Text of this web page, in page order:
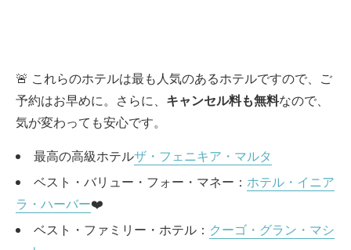
🚨 これらのホテルは最も人気のあるホテルですので、ご
予約はお早めに。さらに、 キャンセル料も無料なので、
気が変わっても安心です。
最高の高級ホテルザ・フェニキア・マルタ
ベスト・バリュー・フォー・マネー： ホテル・イニア
ラ・ハーバー❤️
ベスト・ファミリー・ホテル： クーゴ・グラン・マシ